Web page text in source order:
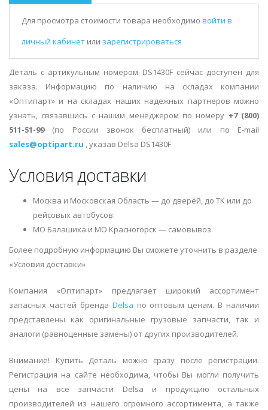
Для просмотра стоимости товара необходимо войти в
личный кабинет или зарегистрироваться
Деталь с артикульным номером DS1430F сейчас доступен для
заказа. Информацию по наличию на складах компании
«Оптипарт» и на складах наших надежных партнеров можно
узнать, связавшись с нашим менеджером по номеру +7 (800)
511-51-99(по России звонок бесплатный) или по E-mail
sales@optipart.ru , указав Delsa DS1430F
Условия доставки
Москва и Московская Область — до дверей, до ТК или до
рейсовых автобусов.
МО Балашиха и МО Красногорск — самовывоз.
Более подробную информацию Вы сможете уточнить в разделе
«Условия доставки»
Компания «Оптипарт» предлагает широкий ассортимент
запасных частей бренда Delsa по оптовым ценам. В наличии
представлены как оригинальные грузовые запчасти, так и
аналоги (равноценные замены) от других производителей.
Внимание! Купить Деталь можно сразу после регистрации.
Регистрация на сайте необходима, чтобы Вы могли получить
цены на все запчасти Delsa и продукцию остальных
производителей из нашего огромного ассортимента, а также